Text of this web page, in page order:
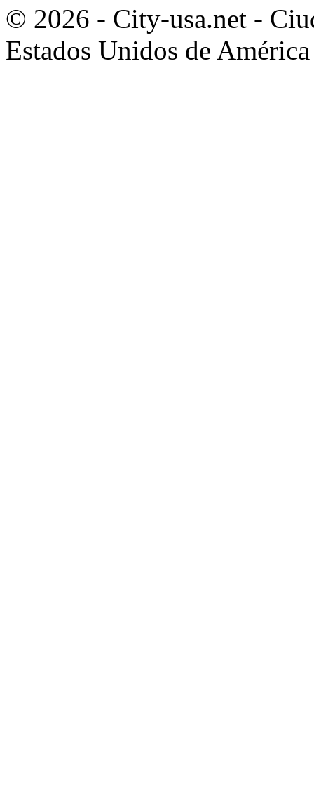
© 2026 - City-usa.net -
Estados Unidos de América